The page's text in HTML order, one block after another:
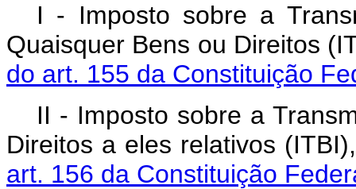
I - Imposto sobre a
Quaisquer Bens ou Direitos
do art. 155 da Constituição
II - Imposto sobre a
Direitos a eles relativos
art. 156 da Constituição